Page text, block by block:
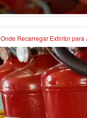
Onde Recarregar Extintor